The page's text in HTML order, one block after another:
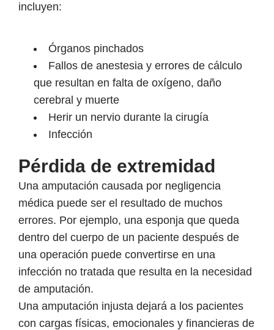
incluyen:
Órganos pinchados
Fallos de anestesia y errores de cálculo
que resultan en falta de oxígeno, daño
cerebral y muerte
Herir un nervio durante la cirugía
Infección
Pérdida de extremidad
Una amputación causada por negligencia
médica puede ser el resultado de muchos
errores. Por ejemplo, una esponja que queda
dentro del cuerpo de un paciente después de
una operación puede convertirse en una
infección no tratada que resulta en la necesidad
de amputación.
Una amputación injusta dejará a los pacientes
con cargas físicas, emocionales y financieras de